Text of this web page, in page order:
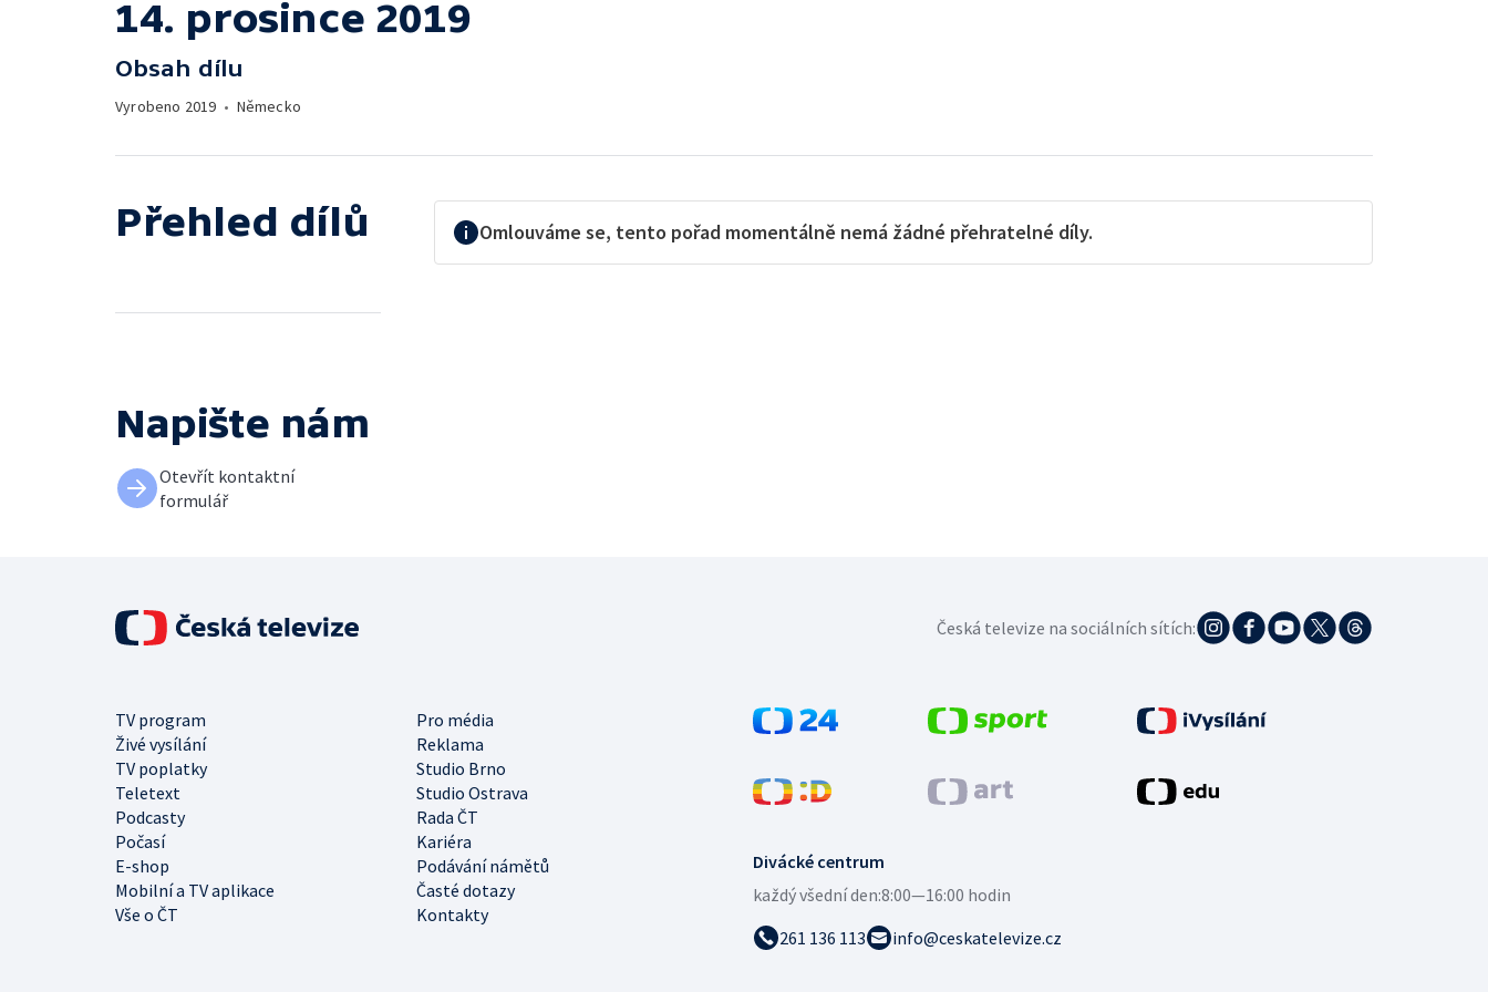
14. prosince 2019
Obsah dílu
Vyrobeno 2019 • Německo
Přehled dílů Omlouváme se, tento pořad momentálně nemá žádné přehratelné díly.
Napište nám
Otevřít kontaktní
formulář
Divácké centrum
každý všední den:8:00—16:00 hodin
261 136 113
info@ceskatelevize.cz
TV program
Pro média
Živé vysílání
Reklama
TV poplatky
Studio Brno
Teletext
Studio Ostrava
Podcasty
Rada ČT
Počasí
Kariéra
E-shop
Podávání námětů
Mobilní a TV aplikace
Časté dotazy
Vše o ČT
Kontakty
Česká televize na sociálních sítích: